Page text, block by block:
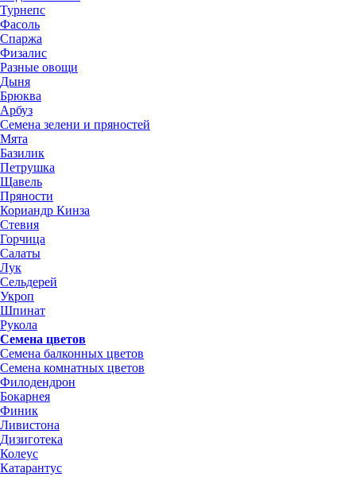
Турнепс
Фасоль
Спаржа
Физалис
Разные овощи
Дыня
Брюква
Арбуз
Семена зелени и пряностей
Мята
Базилик
Петрушка
Щавель
Пряности
Кориандр Кинза
Стевия
Горчица
Салаты
Лук
Сельдерей
Укроп
Шпинат
Рукола
Семена цветов
Семена балконных цветов
Семена комнатных цветов
Филодендрон
Бокарнея
Финик
Ливистона
Дизиготека
Колеус
Катарантус